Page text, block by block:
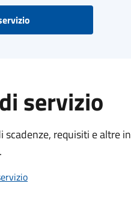
servizio
scadenze, requisiti e altre